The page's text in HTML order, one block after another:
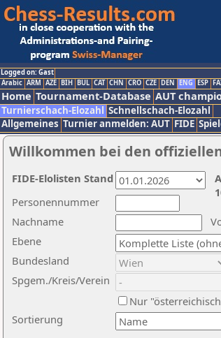
Logged on: Gast
Arabic ARM AZE BIH BUL CAT CHN CRO CZE DEN ENG ESP
Home Tournament-Database AUT
Turnierschach-Elozahl Schnellschach-Elozahl
Allgemeines Turnier anmelden: AUT FIDE
Willkommen bei den
Nachname
Ebene
Sortierung
Personennummer
Bundesland
Spgem./Kreis/Verein
Nur
FIDE-Elolisten Stand